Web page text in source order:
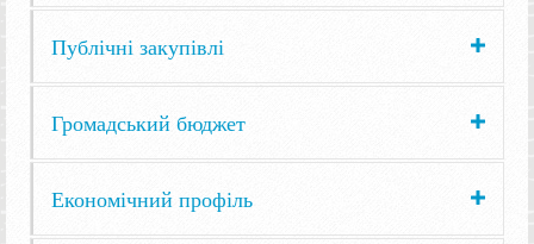
Публічні закупівлі
Громадський бюджет
Економічний профіль